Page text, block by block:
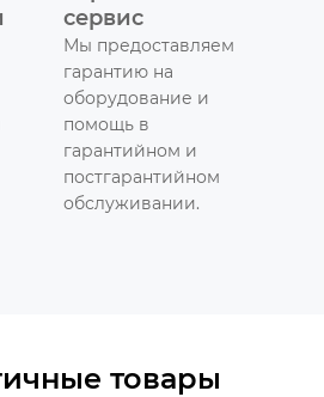
сервис
Мы предоставляем
гарантию на
оборудование и
помощь в
гарантийном и
постгарантийном
обслуживании.
товары